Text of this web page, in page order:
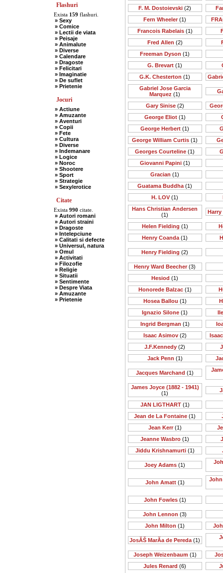
Flashuri
Exista 159 flashuri.
» Sexy
» Comice
» Lectii de viata
» Peisaje
» Animalute
» Diverse
» Calendare
» Dragoste
» Felicitari
» Imaginatie
» De suflet
» Prietenie
Jocuri
» Actiune
» Amuzante
» Aventuri
» Copii
» Fete
» Cultura
» Diverse
» Indemanare
» Logice
» Noroc
» Shootere
» Sport
» Strategie
» Sexy/erotice
Citate
Exista 990 citate.
» Autori romani
» Autori straini
» Dragoste
» Intelepciune
» Calitati si defecte
» Universul, natura
» Omul
» Activitati
» Filozofie
» Religie
» Situatii
» Sentimente
» Despre Viata
» Amuzante
» Prietenie
F. M. Dostoievski (2)
Fern Wheeler (1)
Francois Rabelais(1)
Fred Allen (2)
Freeman Dyson (1)
G. Brevart (1)
G.K. Chesterton (1)
Gabriel Jose Garcia
Marquez (1)
Gary Sinise(2)
George Eliot(1)
George Herbert (1)
George William Curtis (1)
Georges Courteline (1)
Giovanni Papini(1)
Gracian (1)
Guatama Buddha (1)
H. LOV (1)
Hans Christian Andersen
(1)
Harry
Helen Fielding (1)
Henry Coanda (1)
Henry Fielding (2)
Henry Ward Beecher (3)
Hesiod (1)
Honorede Balzac(1)
Hosea Ballou (1)
Ignazio Silone (1)
Ingrid Bergman (1)
Isaac Asimov(2)
J.F.Kennedy (2)
Jack Penn (1)
Jacques Marchand (1)
James Joyce (1882 - 1941)
(1)
JAN LIGTHART(1)
Jean de La Fontaine (1)
Jean Kerr(1)
Jeanne Wasbro (1)
Jiddu Krishnamurti(1)
Joey Adams (1)
John Amatt(1) John
John Fowles(1)
John Lennon (3)
John Milton (1)
JosĂŠ MarĂ­a de Pereda (1)
Joseph Weizenbaum (1)
Jules Renard (6)